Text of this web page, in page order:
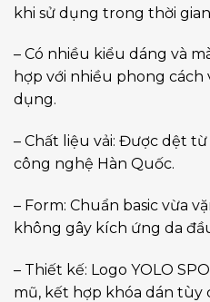
khi sử dụng trong thời gian
– Có nhiều kiểu dáng và
hợp với nhiều phong cách
dụng.
– Chất liệu vải: Được dệt từ
công nghệ Hàn Quốc.
– Form: Chuẩn basic vừa
không gây kích ứng da
– Thiết kế: Logo YOLO
mũ, kết hợp khóa dán tùy